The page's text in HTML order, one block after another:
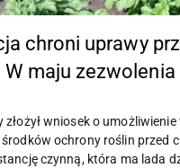
chroni uprawy
maju zezwolenia
wniosek o
ochrony roślin przed
czynną, która ma lada